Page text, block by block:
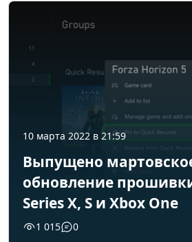
10 марта 2022 в 21:59
Выпущено
обновление
Series X, S и Xbox One
1 015 0